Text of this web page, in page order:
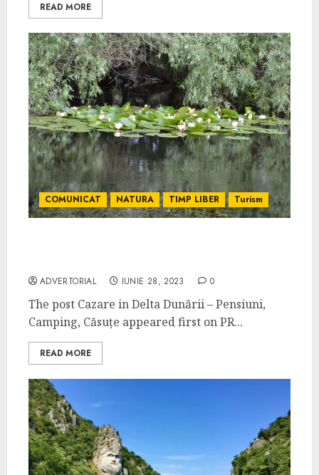
READ MORE
COMUNICAT NATURA TIMP LIBER Turism
ADVERTORIAL IUNIE 28, 2023 0
The post Cazare in Delta Dunării – Pensiuni,
Camping, Căsuțe appeared first on PR...
READ MORE